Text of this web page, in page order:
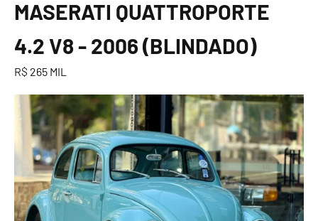
MASERATI QUATTROPORTE
4.2 V8 - 2006 (BLINDADO)
R$ 265 MIL